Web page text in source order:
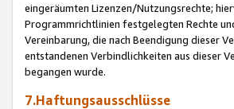
eingeräumten Lizenzen/Nutzungsrechte;
Programmrichtlinien festgelegten Rechte
Vereinbarung, die nach Beendigung dieser
entstandenen Verbindlichkeiten aus dieser
begangen wurde.
7.Haftungsausschlüsse